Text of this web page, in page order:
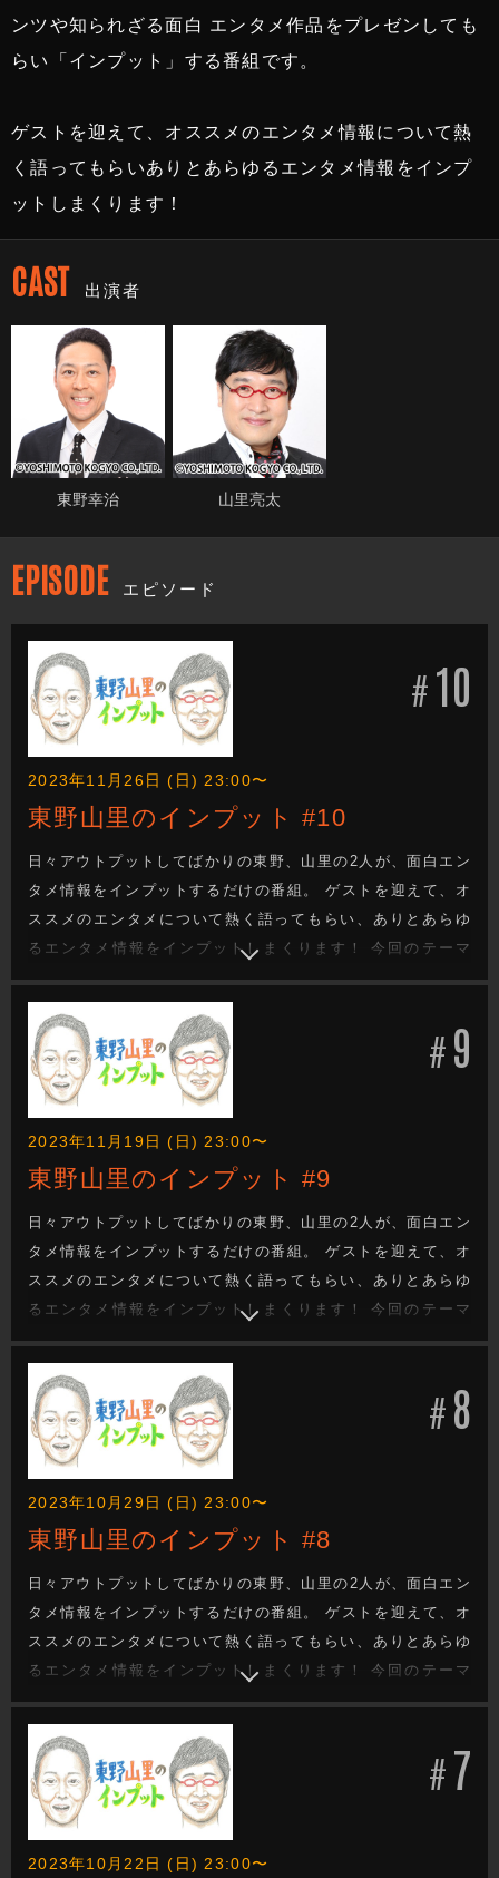
ンツや知られざる面白 エンタメ作品をプレゼンしても
らい「インプット」する番組です。
ゲストを迎えて、オススメのエンタメ情報について熱
く語ってもらいありとあらゆるエンタメ情報をインプ
ットしまくります！
CAST 出演者
東野幸治 山里亮太
EPISODE エピソード
#10
2023年11月26日 (日) 23:00〜
東野山里のインプット #10
日々アウトプットしてばかりの東野、山里の2人が、面白エン
タメ情報をインプットするだけの番組。 ゲストを迎えて、オ
ススメのエンタメについて熱く語ってもらい、ありとあらゆ
るエンタメ情報をインプットしまくります！ 今回のテーマ
は、「VTuber」高橋えのぐがVTuberの奥深さを解説！ 実は
VTuberとしての一面をもつ東野も驚きの連続です！
#9
2023年11月19日 (日) 23:00〜
東野山里のインプット #9
日々アウトプットしてばかりの東野、山里の2人が、面白エン
タメ情報をインプットするだけの番組。 ゲストを迎えて、オ
ススメのエンタメについて熱く語ってもらい、ありとあらゆ
るエンタメ情報をインプットしまくります！ 今回のテーマ
は、「将棋」！藤井聡太さんのお話はもちろん、将棋界の恋
愛模様まで。 吉本の関東将棋ブ部長のランパンプス寺内が徹
底解説！
#8
2023年10月29日 (日) 23:00〜
東野山里のインプット #8
日々アウトプットしてばかりの東野、山里の2人が、面白エン
タメ情報をインプットするだけの番組。 ゲストを迎えて、オ
ススメのエンタメについて熱く語ってもらい、ありとあらゆ
るエンタメ情報をインプットしまくります！ 今回のテーマ
は、東野も興味津々だった「三国志」教員免許も持つ川端チ
ョイスが分かりやすく、簡潔に説明してくれます！
#7
2023年10月22日 (日) 23:00〜